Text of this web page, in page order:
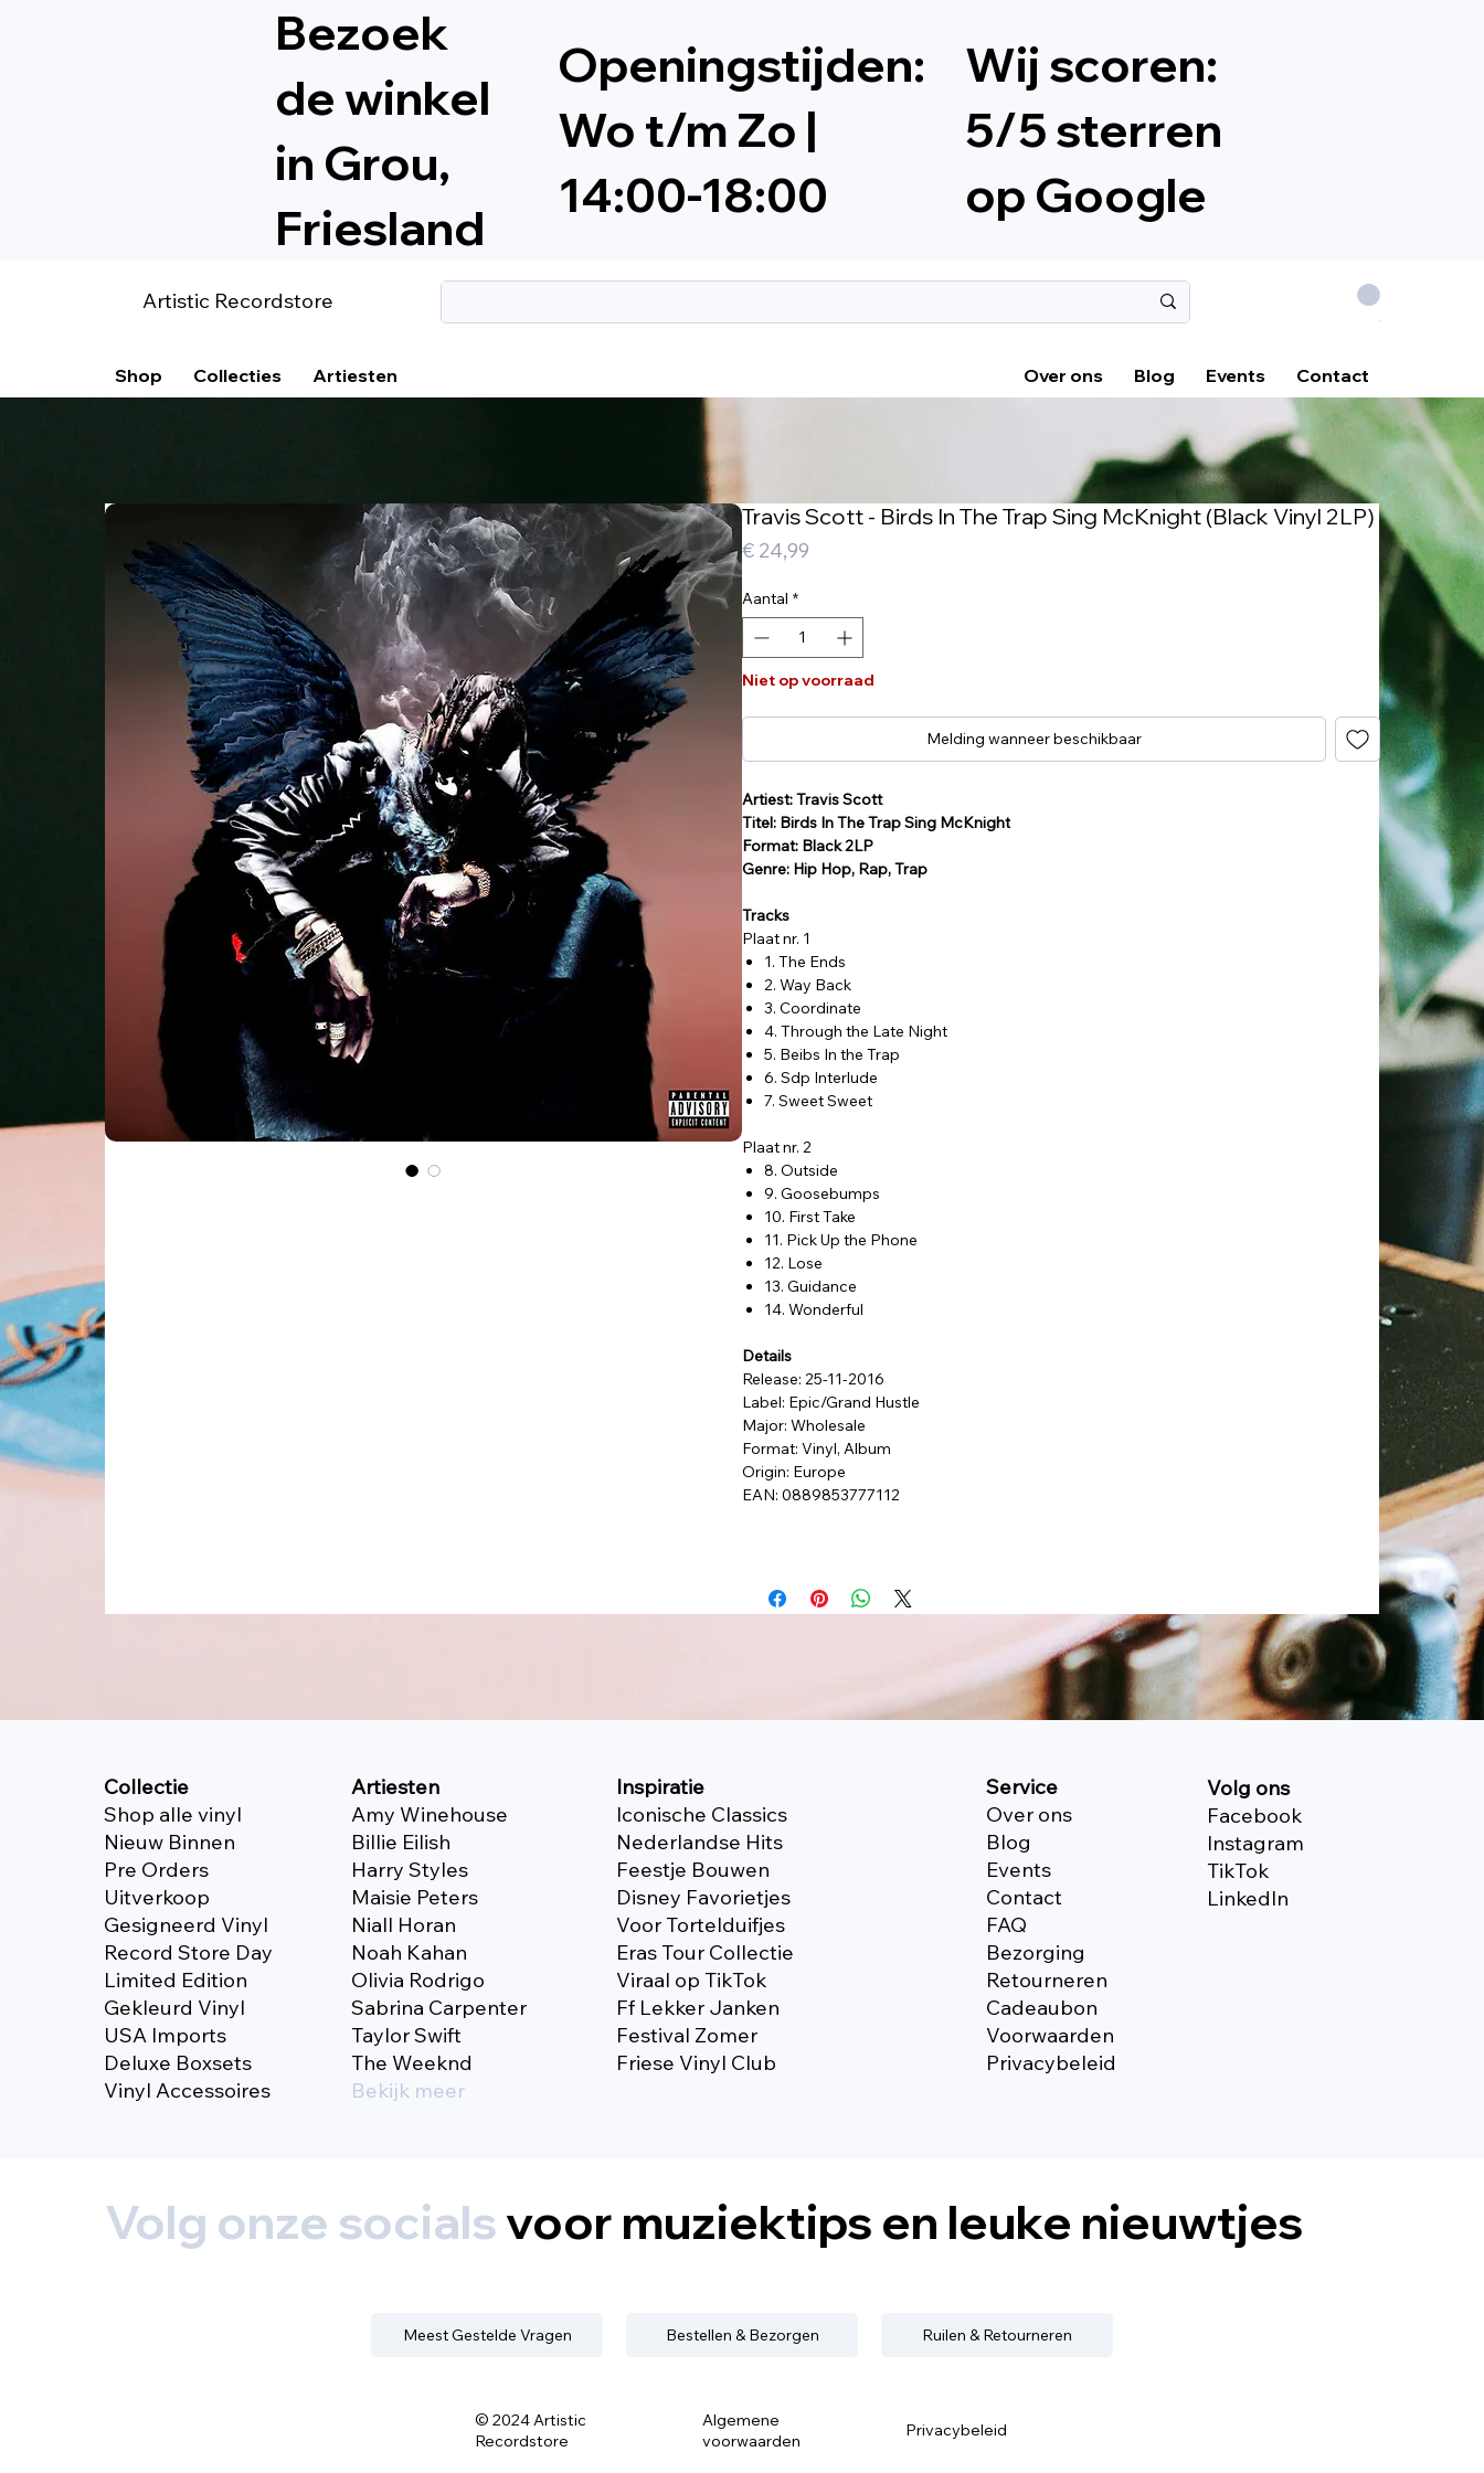
Bezoek
de winkel
in Grou,
Friesland
Openingstijden:
Wo t/m Zo |
14:00-18:00
Wij scoren:
5/5 sterren
op Google
Artistic Recordstore
.
Shop Collecties Artiesten Over ons Blog Events Contact
Travis Scott - Birds In The Trap Sing McKnight (Black Vinyl 2LP)
€ 24,99
Aantal *
Niet op voorraad
Melding wanneer beschikbaar
Artiest: Travis Scott
Titel: Birds In The Trap Sing McKnight
Format: Black 2LP
Genre: Hip Hop, Rap, Trap
Tracks
Plaat nr. 1
1. The Ends
2. Way Back
3. Coordinate
4. Through the Late Night
5. Beibs In the Trap
6. Sdp Interlude
7. Sweet Sweet
Plaat nr. 2
8. Outside
9. Goosebumps
10. First Take
11. Pick Up the Phone
12. Lose
13. Guidance
14. Wonderful
Details
Release: 25-11-2016
Label: Epic/Grand Hustle
Major: Wholesale
Format: Vinyl, Album
Origin: Europe
EAN: 0889853777112
Collectie
Shop alle vinyl
Nieuw Binnen
Pre Orders
Uitverkoop
Gesigneerd Vinyl
Record Store Day
Limited Edition
Gekleurd Vinyl
USA Imports
Deluxe Boxsets
Vinyl Accessoires
Artiesten
Amy Winehouse
Billie Eilish
Harry Styles
Maisie Peters
Niall Horan
Noah Kahan
Olivia Rodrigo
Sabrina Carpenter
Taylor Swift
The Weeknd
Bekijk meer
Inspiratie
Iconische Classics
Nederlandse Hits
Feestje Bouwen
Disney Favorietjes
Voor Tortelduifjes
Eras Tour Collectie
Viraal op TikTok
Ff Lekker Janken
Festival Zomer
Friese Vinyl Club
Service
Over ons
Blog
Events
Contact
FAQ
Bezorging
Retourneren
Cadeaubon
Voorwaarden
Privacybeleid
Volg ons
Facebook
Instagram
TikTok
Linkedln
Volg onze socialsvoor muziektips en leuke nieuwtjes
Meest Gestelde Vragen Bestellen & Bezorgen Ruilen & Retourneren
© 2024 Artistic
Recordstore
Algemene
voorwaarden
Privacybeleid